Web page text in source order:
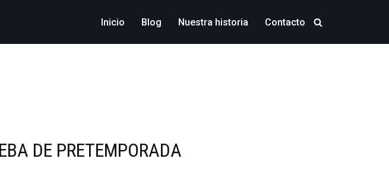
Inicio Blog Nuestra historia Contacto
DE PRETEMPORADA